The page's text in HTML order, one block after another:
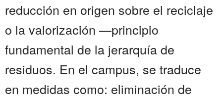
reducción en origen sobre el reciclaje
o la valorización —principio
fundamental de la jerarquía de
residuos. En el campus, se traduce
en medidas como: eliminación de